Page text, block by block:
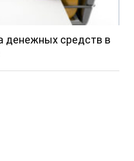
денежных средств в